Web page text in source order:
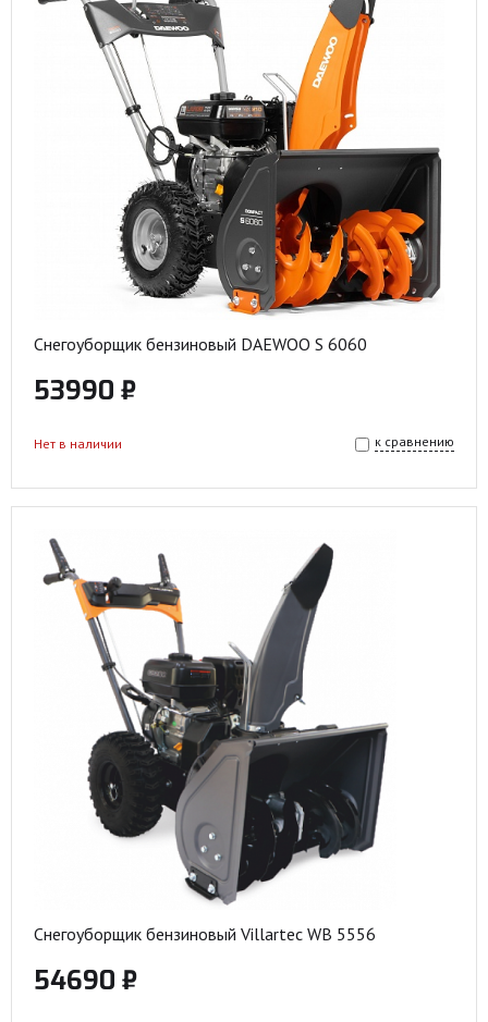
Снегоуборщик бензиновый DAEWOO S 6060
53990 ₽
к сравнению
Нет в наличии
Снегоуборщик бензиновый Villartec WB 5556
54690 ₽